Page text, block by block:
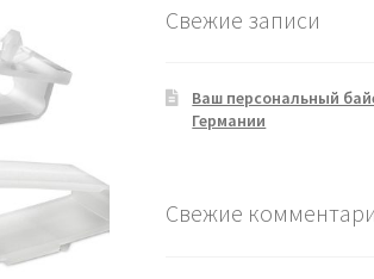
Свежие записи
Ваш персональный
Германии
Свежие